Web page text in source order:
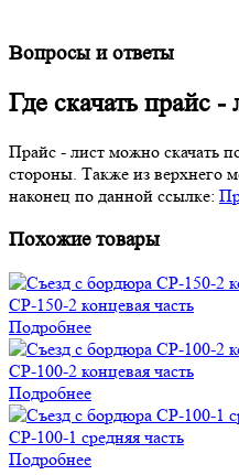
Вопросы и ответы
Где скачать прайс -
Прайс - лист можно скачать
стороны. Также из верхнего
наконец по данной ссылке:
Похожие товары
СР-150-2 концевая часть
Подробнее
СР-100-2 концевая часть
Подробнее
СР-100-1 средняя часть
Подробнее